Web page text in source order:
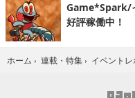
Game*Spark/
好評稼働中！
ホーム › 連載・特集 › イベントレ